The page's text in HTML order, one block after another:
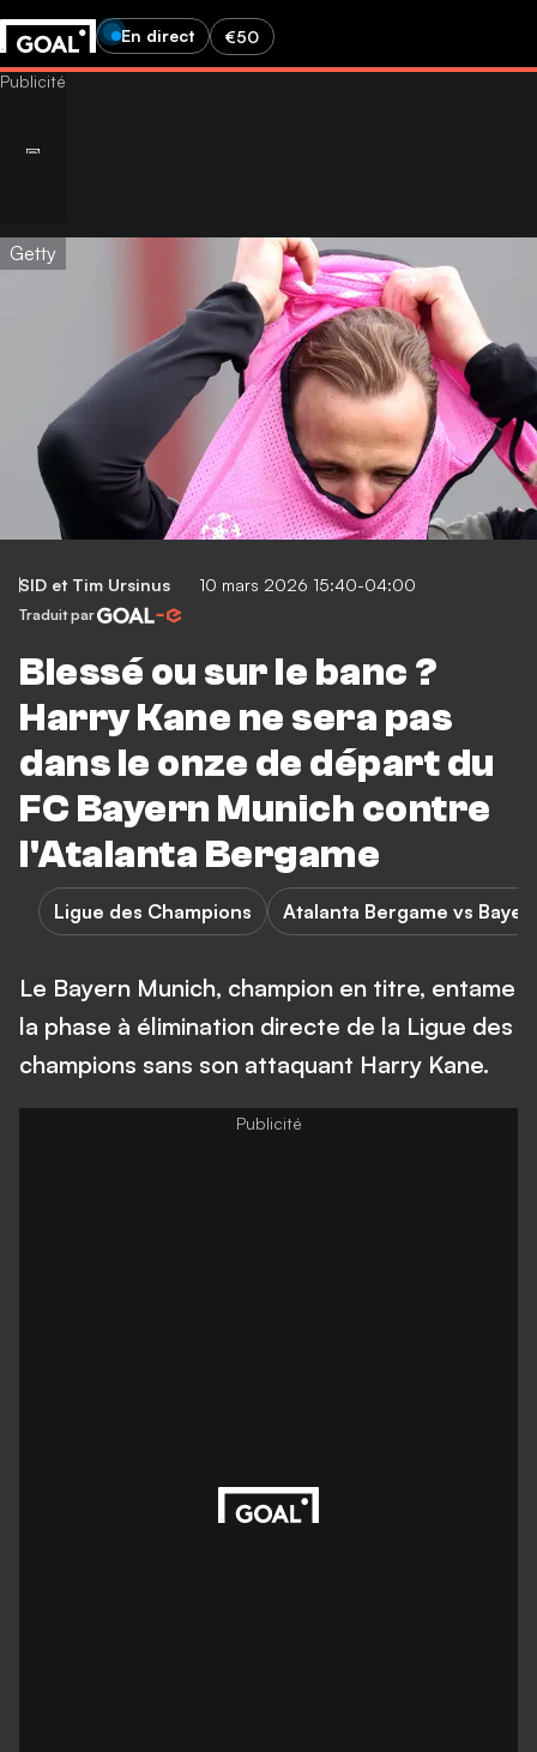
En direct €50
Getty
SID et Tim Ursinus 10 mars 2026 15:40-04:00
Traduit par
Blessé ou sur le banc ?
Harry Kane ne sera pas
dans le onze de départ du
FC Bayern Munich contre
l'Atalanta Bergame
Ligue des Champions Atalanta Bergame vs
Le Bayern Munich, champion en titre, entame
la phase à élimination directe de la Ligue des
champions sans son attaquant Harry Kane.